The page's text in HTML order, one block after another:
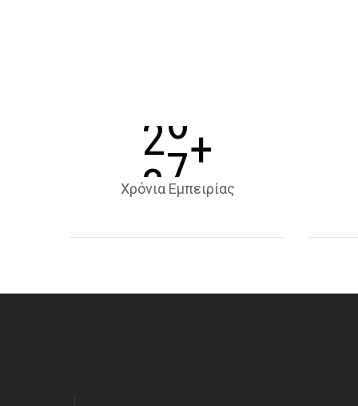
34
5
+
Χρόνια Εμπειρίας